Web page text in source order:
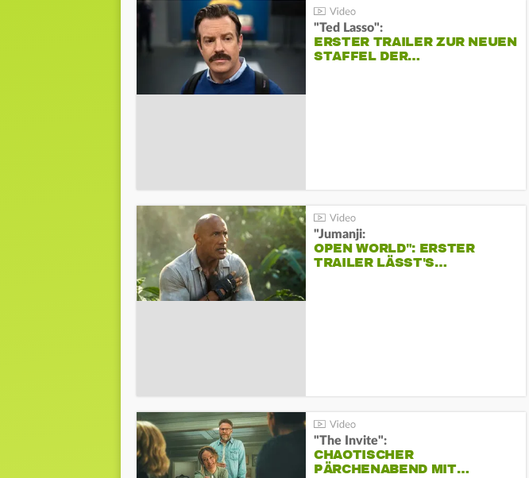
"Ted Lasso":
ERSTER TRAILER ZUR NEUEN
STAFFEL DER…
"Jumanji:
OPEN WORLD": ERSTER
TRAILER LÄSST'S…
"The Invite":
CHAOTISCHER
PÄRCHENABEND MIT…